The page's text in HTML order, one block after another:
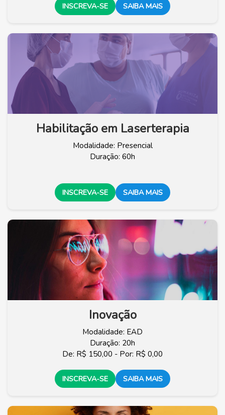
INSCREVA-SE SAIBA MAIS
Habilitação em Laserterapia
Modalidade: Presencial
Duração: 60h
INSCREVA-SE SAIBA MAIS
Inovação
Modalidade: EAD
Duração: 20h
De: R$ 150,00 - Por: R$ 0,00
INSCREVA-SE SAIBA MAIS